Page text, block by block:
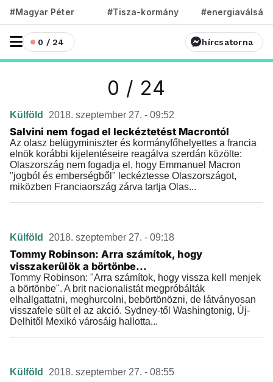
#Magyar Péter #Tisza-kormány #energiaválság
0 / 24 hírcsatorna
0 / 24
Külföld 2018. szeptember 27. - 09:52
Salvini nem fogad el leckéztetést Macrontól
Az olasz belügyminiszter és kormányfőhelyettes a francia
elnök korábbi kijelentéseire reagálva szerdán közölte:
Olaszország nem fogadja el, hogy Emmanuel Macron
"jogból és emberségből" leckéztesse Olaszországot,
miközben Franciaország zárva tartja Olas...
Külföld 2018. szeptember 27. - 09:18
Tommy Robinson: Arra számítok, hogy
visszakerülök a börtönbe...
Tommy Robinson: "Arra számítok, hogy vissza kell menjek
a börtönbe". A brit nacionalistát megpróbálták
elhallgattatni, meghurcolni, bebörtönözni, de látványosan
visszafele sült el az akció. Sydney-től Washingtonig, Új-
Delhitől Mexikó városáig hallotta...
Külföld 2018. szeptember 27. - 08:55